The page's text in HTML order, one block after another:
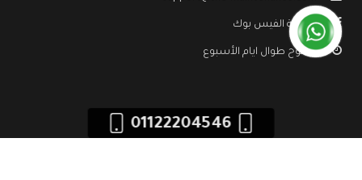
صفحة الفيس بوك
مفتوح طوال ايام الأسبوع
01122204546